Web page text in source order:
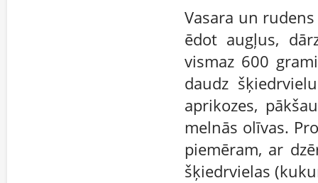
Vasara un
ēdot augļus,
vismaz 600
daudz
aprikozes,
melnās olīvas.
piemēram, ar
šķiedrvielas